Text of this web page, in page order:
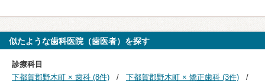
似たような歯科医院（歯医者）を探す
診療科目
下都賀郡野木町 × 歯科 (8件)
下都賀郡野木町 × 矯正歯科 (3件)